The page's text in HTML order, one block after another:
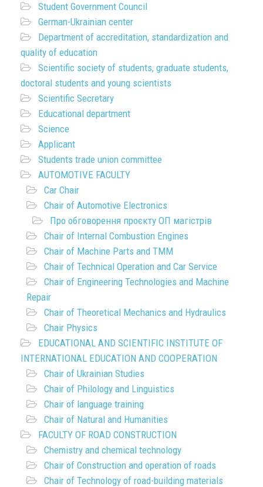
Student Government Council
German-Ukrainian center
Department of accreditation, standardization and
quality of education
Scientific society of students, graduate students,
doctoral students and young scientists
Scientific Secretary
Educational department
Science
Applicant
Students trade union committee
AUTOMOTIVE FACULTY
Car Chair
Chair of Automotive Electronics
Про обговорення проєкту ОП магістрів
Chair of Internal Combustion Engines
Chair of Machine Parts and TMM
Chair of Technical Operation and Car Service
Chair of Engineering Technologies and Machine
Repair
Chair of Theoretical Mechanics and Hydraulics
Chair Physics
EDUCATIONAL AND SCIENTIFIC INSTITUTE OF
INTERNATIONAL EDUCATION AND COOPERATION
Chair of Ukrainian Studies
Chair of Philology and Linguistics
Chair of language training
Chair of Natural and Humanities
FACULTY OF ROAD CONSTRUCTION
Chemistry and chemical technology
Chair of Construction and operation of roads
Chair of Technology of road-building materials